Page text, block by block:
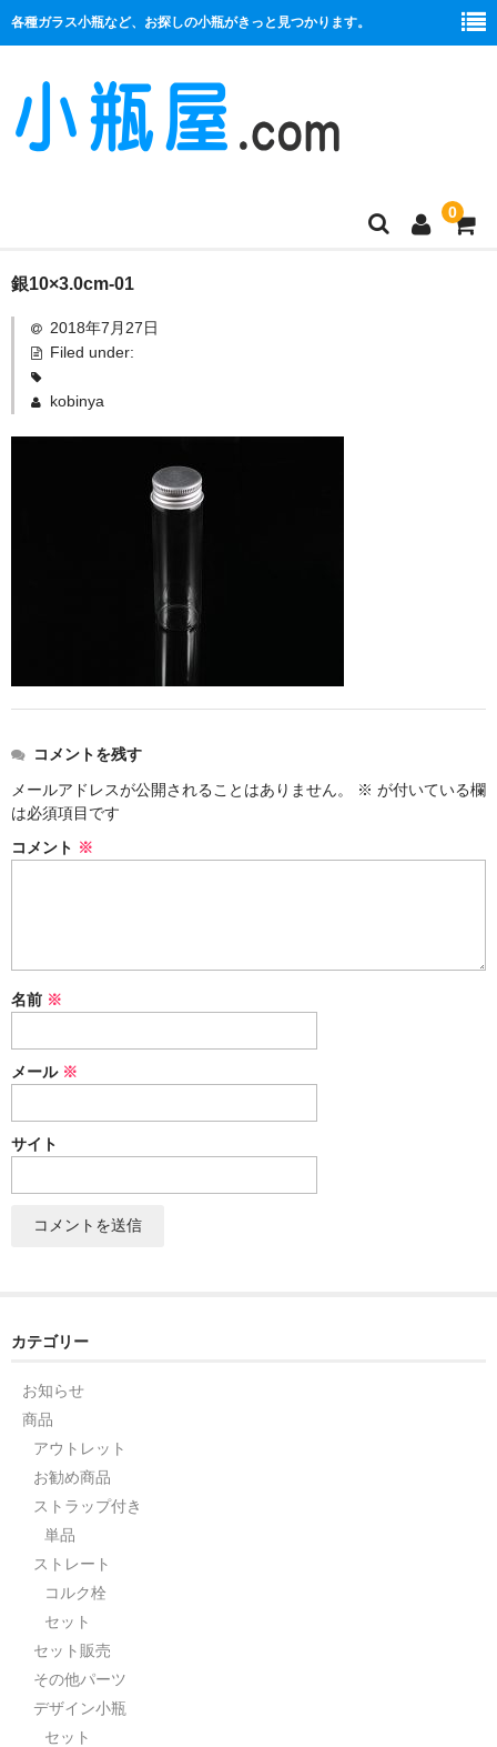
各種ガラス小瓶など、お探しの小瓶がきっと見つかります。
0
商品一覧
絞り口
セット
ふた付き
単品
パーツ
アウトレット
銀10×3.0cm-01
2018年7月27日
Filed under:
kobinya
コメントを残す
メールアドレスが公開されることはありません。
※ が付いている欄
は必須項目です
コメント ※
名前 ※
メール ※
サイト
カテゴリー
お知らせ
商品
アウトレット
お勧め商品
ストラップ付き
単品
ストレート
コルク栓
セット
セット販売
その他パーツ
デザイン小瓶
セット